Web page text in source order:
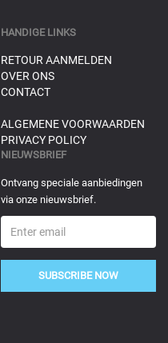
HANDIGE LINKS
RETOUR AANMELDEN
OVER ONS
CONTACT
ALGEMENE VOORWAARDEN
PRIVACY POLICY
NIEUWSBRIEF
Ontvang speciale aanbiedingen
via onze nieuwsbrief.
SUBSCRIBE NOW